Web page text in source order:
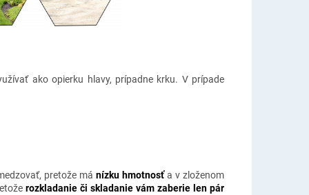
ako opierku hlavy, prípadne krku. V prípade
pretože má nízku hmotnosťa v zloženom
rozkladanie či skladanie vám zaberie len pár